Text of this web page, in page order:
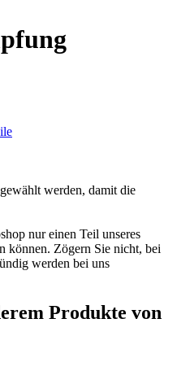
werden, damit die
nur einen Teil unseres
können. Zögern Sie nicht, bei
werden bei uns
Produkte von